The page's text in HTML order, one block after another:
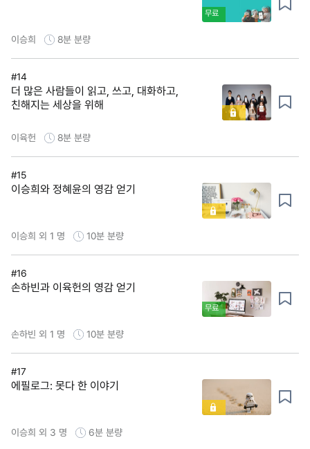
무료
이승희 8분 분량
#14
더 많은 사람들이 읽고, 쓰고, 대화하고,
친해지는 세상을 위해
이육헌 8분 분량
#15
이승희와 정혜윤의 영감 얻기
이승희 외 1 명 10분 분량
#16
손하빈과 이육헌의 영감 얻기
무료
손하빈 외 1 명 10분 분량
#17
에필로그: 못다 한 이야기
이승희 외 3 명 6분 분량